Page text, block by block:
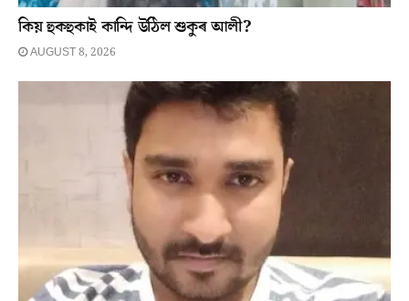
কিয় হুকহুকাই কান্দি উঠিল শুকুৰ আলী?
AUGUST 8, 2026